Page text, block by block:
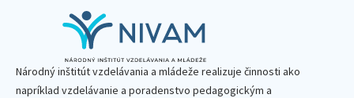
Národný inštitút vzdelávania a mládeže realizuje činnosti ako
napríklad vzdelávanie a poradenstvo pedagogickým a